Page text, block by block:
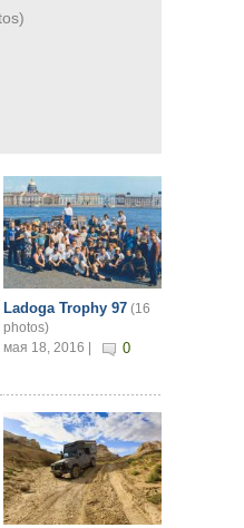
Ladoga Trophy 97 (16
photos)
мая 18, 2016 |
0